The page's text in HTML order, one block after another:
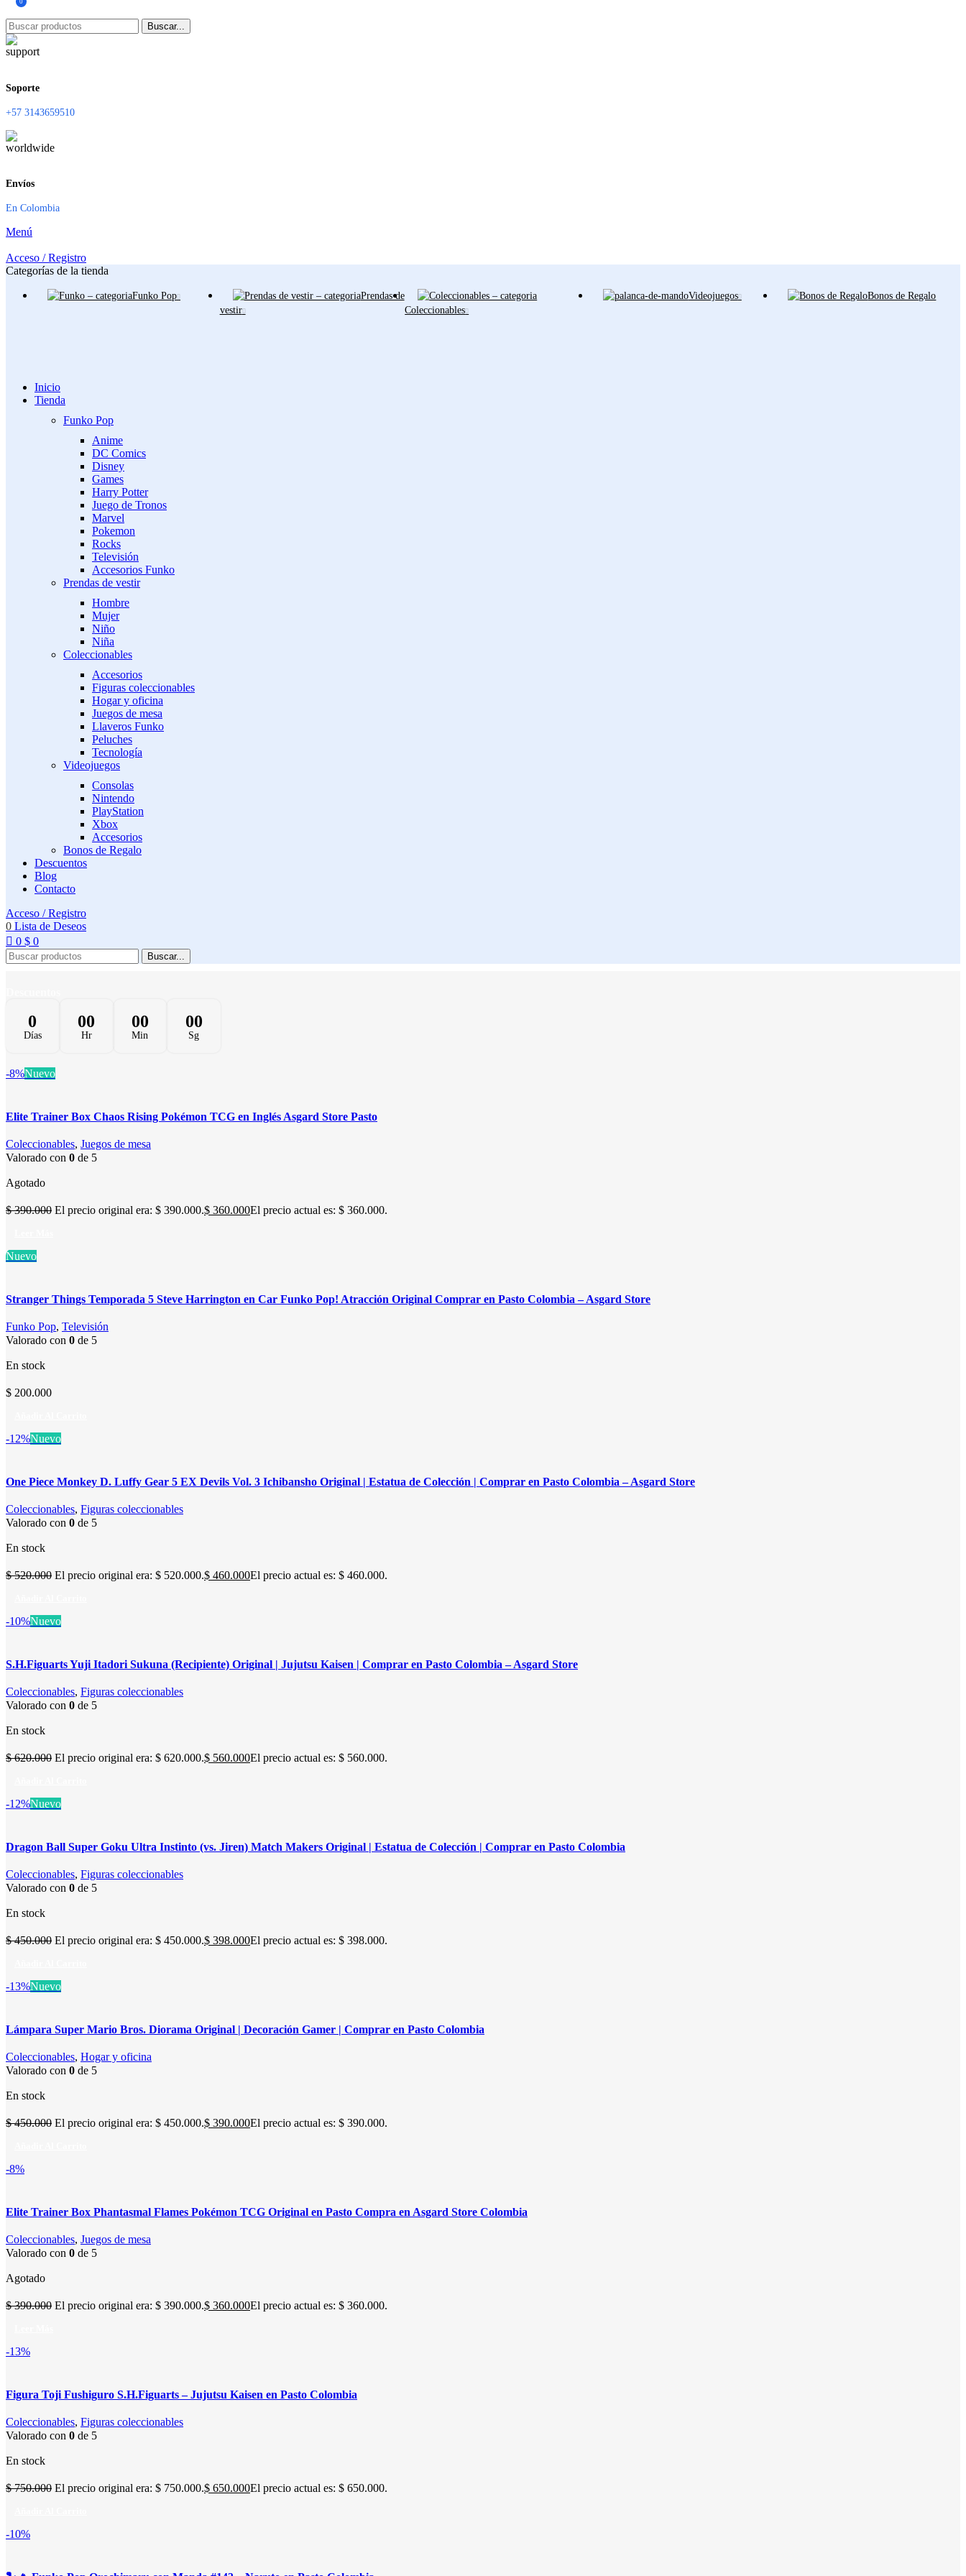
Buscar...
Soporte
+57 3143659510
Envíos
En Colombia
Menú
Acceso / Registro
Categorías de la tienda
Funko Pop
Prendas de
vestir
Coleccionables
Videojuegos Bonos de Regalo
Inicio
Tienda
Funko Pop
Anime
DC Comics
Disney
Games
Harry Potter
Juego de Tronos
Marvel
Pokemon
Rocks
Televisión
Accesorios Funko
Prendas de vestir
Hombre
Mujer
Niño
Niña
Coleccionables
Accesorios
Figuras coleccionables
Hogar y oficina
Juegos de mesa
Llaveros Funko
Peluches
Tecnología
Videojuegos
Consolas
Nintendo
PlayStation
Xbox
Accesorios
Bonos de Regalo
Descuentos
Blog
Contacto
Acceso / Registro
0 Lista de Deseos
0 $ 0
Buscar...
0
Días
00
Hr
00
Min
00
Sg
-8%Nuevo
Elite Trainer Box Chaos Rising Pokémon TCG en Inglés Asgard Store Pasto
Coleccionables, Juegos de mesa
Valorado con 0 de 5
Agotado
$390.000 El precio original era: $ 390.000.$ 360.000El precio actual es: $ 360.000.
Nuevo
Stranger Things Temporada 5 Steve Harrington en Car Funko Pop! Atracción Original Comprar en Pasto Colombia – Asgard Store
Funko Pop, Televisión
Valorado con 0 de 5
En stock
$ 200.000
-12%Nuevo
One Piece Monkey D. Luffy Gear 5 EX Devils Vol. 3 Ichibansho Original | Estatua de Colección | Comprar en Pasto Colombia – Asgard Store
Coleccionables, Figuras coleccionables
Valorado con 0 de 5
En stock
$520.000 El precio original era: $ 520.000.$ 460.000El precio actual es: $ 460.000.
-10%Nuevo
S.H.Figuarts Yuji Itadori Sukuna (Recipiente) Original | Jujutsu Kaisen | Comprar en Pasto Colombia – Asgard Store
Coleccionables, Figuras coleccionables
Valorado con 0 de 5
En stock
$620.000 El precio original era: $ 620.000.$ 560.000El precio actual es: $ 560.000.
-12%Nuevo
Dragon Ball Super Goku Ultra Instinto (vs. Jiren) Match Makers Original | Estatua de Colección | Comprar en Pasto Colombia
Coleccionables, Figuras coleccionables
Valorado con 0 de 5
En stock
$450.000 El precio original era: $ 450.000.$ 398.000El precio actual es: $ 398.000.
-13%Nuevo
Lámpara Super Mario Bros. Diorama Original | Decoración Gamer | Comprar en Pasto Colombia
Coleccionables, Hogar y oficina
Valorado con 0 de 5
En stock
$450.000 El precio original era: $ 450.000.$ 390.000El precio actual es: $ 390.000.
-8%
Elite Trainer Box Phantasmal Flames Pokémon TCG Original en Pasto Compra en Asgard Store Colombia
Coleccionables, Juegos de mesa
Valorado con 0 de 5
Agotado
$390.000 El precio original era: $ 390.000.$ 360.000El precio actual es: $ 360.000.
-13%
Figura Toji Fushiguro S.H.Figuarts – Jujutsu Kaisen en Pasto Colombia
Coleccionables, Figuras coleccionables
Valorado con 0 de 5
En stock
$750.000 El precio original era: $ 750.000.$ 650.000El precio actual es: $ 650.000.
-10%
0